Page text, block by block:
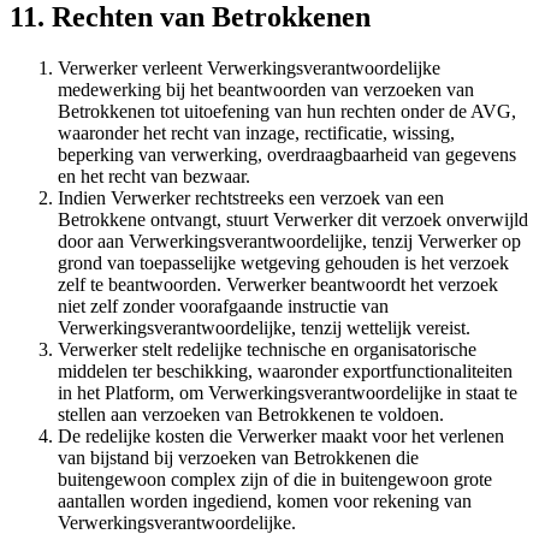
11. Rechten van Betrokkenen
Verwerker verleent Verwerkingsverantwoordelijke
medewerking bij het beantwoorden van verzoeken van
Betrokkenen tot uitoefening van hun rechten onder de AVG,
waaronder het recht van inzage, rectificatie, wissing,
beperking van verwerking, overdraagbaarheid van gegevens
en het recht van bezwaar.
Indien Verwerker rechtstreeks een verzoek van een
Betrokkene ontvangt, stuurt Verwerker dit verzoek onverwijld
door aan Verwerkingsverantwoordelijke, tenzij Verwerker op
grond van toepasselijke wetgeving gehouden is het verzoek
zelf te beantwoorden. Verwerker beantwoordt het verzoek
niet zelf zonder voorafgaande instructie van
Verwerkingsverantwoordelijke, tenzij wettelijk vereist.
Verwerker stelt redelijke technische en organisatorische
middelen ter beschikking, waaronder exportfunctionaliteiten
in het Platform, om Verwerkingsverantwoordelijke in staat te
stellen aan verzoeken van Betrokkenen te voldoen.
De redelijke kosten die Verwerker maakt voor het verlenen
van bijstand bij verzoeken van Betrokkenen die
buitengewoon complex zijn of die in buitengewoon grote
aantallen worden ingediend, komen voor rekening van
Verwerkingsverantwoordelijke.